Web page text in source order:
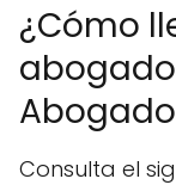
¿Cómo
Consulta el